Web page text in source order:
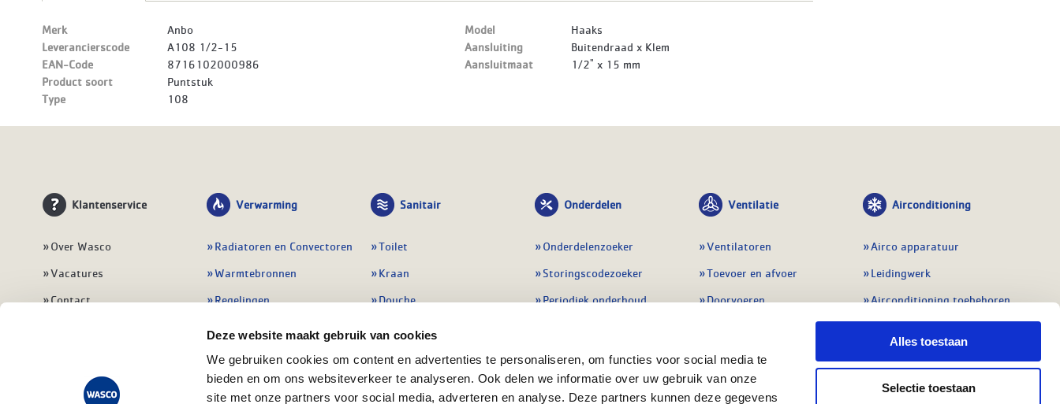
Deze website maakt gebruik van cookies
We gebruiken cookies om content en advertenties te personaliseren, om functies voor social media te
bieden en om ons websiteverkeer te analyseren. Ook delen we informatie over uw gebruik van onze
site met onze partners voor social media, adverteren en analyse. Deze partners kunnen deze gegevens
Alles toestaan
Selectie toestaan
Merk
Anbo
Leverancierscode
A108 1/2-15
EAN-Code
8716102000986
Product soort
Puntstuk
Type
108
Model
Haaks
Aansluiting
Buitendraad x Klem
Aansluitmaat
1/2" x 15 mm
Klantenservice
Over Wasco
Vacatures
Contact
Klant worden
Verwarming
Radiatoren en Convectoren
Warmtebronnen
Regelingen
Leidingwerk
Warmwatertoestellen
Sanitair
Toilet
Kraan
Douche
Badmeubel
Afvoeren
Onderdelen
Onderdelenzoeker
Storingscodezoeker
Periodiek onderhoud
Regelapparatuur
Preventie & detectie
Ventilatie
Ventilatoren
Toevoer en afvoer
Doorvoeren
Balansventilatie WTW
Service & onderhoud
Regelingen
Airconditioning
Airco apparatuur
Leidingwerk
Airconditioning toebehoren
meetapparatuur
Service en onderhoud